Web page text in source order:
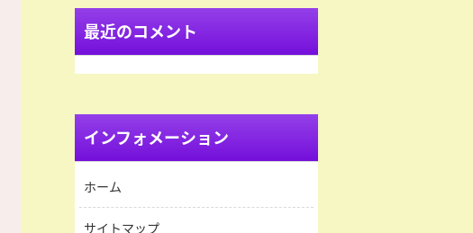
最近のコメント
インフォメーション
ホーム
サイトマップ